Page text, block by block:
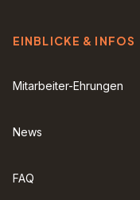
EINBLICKE & INFOS
Mitarbeiter-Ehrungen
News
FAQ